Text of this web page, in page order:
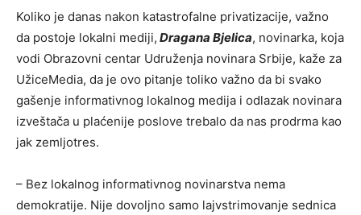
Koliko je danas nakon katastrofalne privatizacije, važno
da postoje lokalni mediji, Dragana Bjelica, novinarka, koja
vodi Obrazovni centar Udruženja novinara Srbije, kaže za
UžiceMedia, da je ovo pitanje toliko važno da bi svako
gašenje informativnog lokalnog medija i odlazak novinara
izveštača u plaćenije poslove trebalo da nas prodrma kao
jak zemljotres.
– Bez lokalnog informativnog novinarstva nema
demokratije. Nije dovoljno samo lajvstrimovanje sednica